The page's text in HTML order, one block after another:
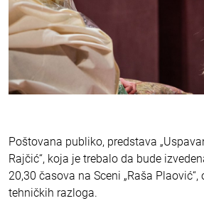
Poštovana publiko, predstava
Rajčić“, koja je trebalo da bude
20,30 časova na Sceni „Raša Plaović“,
tehničkih razloga.